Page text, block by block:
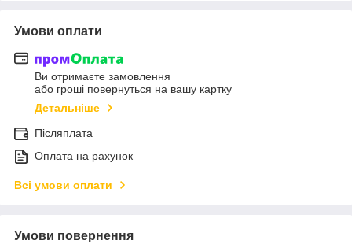
Умови оплати
Ви отримаєте замовлення
або гроші повернуться на вашу картку
Детальніше
Післяплата
Оплата на рахунок
Всі умови оплати
Умови повернення